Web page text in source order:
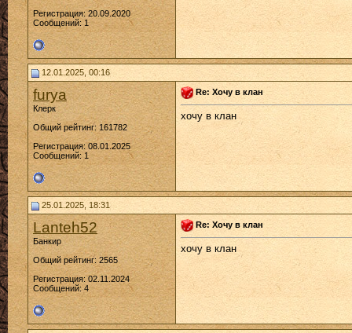
Регистрация: 20.09.2020
Сообщений: 1
12.01.2025, 00:16
furya
Клерк
Общий рейтинг: 161782
Регистрация: 08.01.2025
Сообщений: 1
Re: Хочу в клан
хочу в клан
25.01.2025, 18:31
Lanteh52
Банкир
Общий рейтинг: 2565
Регистрация: 02.11.2024
Сообщений: 4
Re: Хочу в клан
хочу в клан